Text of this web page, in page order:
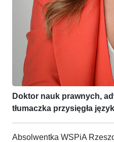
Doktor nauk prawnych,
tłumaczka przysięgła
Absolwentka WSPiA